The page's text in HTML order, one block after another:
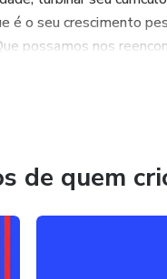
é o seu crescimento
possamos nos
de quem